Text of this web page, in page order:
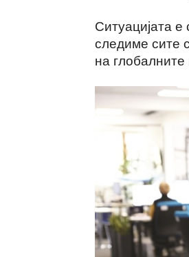
Ситуацијата
следиме сите
на